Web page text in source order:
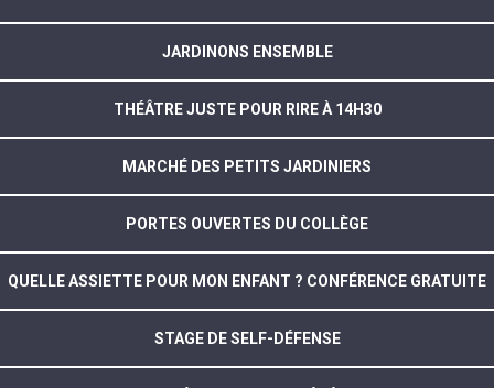
JARDINONS ENSEMBLE
THÉÂTRE JUSTE POUR RIRE À 14H30
MARCHÉ DES PETITS JARDINIERS
PORTES OUVERTES DU COLLÈGE
QUELLE ASSIETTE POUR MON ENFANT ? CONFÉRENCE GRATUITE
STAGE DE SELF-DÉFENSE